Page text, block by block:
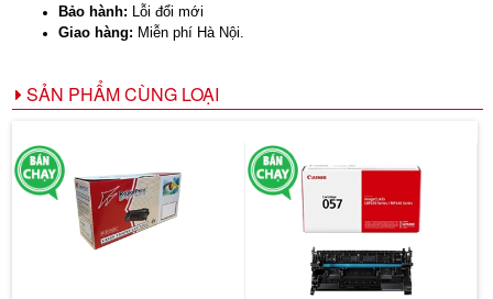
Bảo hành: Lỗi đổi mới
Giao hàng: Miễn phí Hà Nội.
SẢN PHẨM CÙNG LOẠI